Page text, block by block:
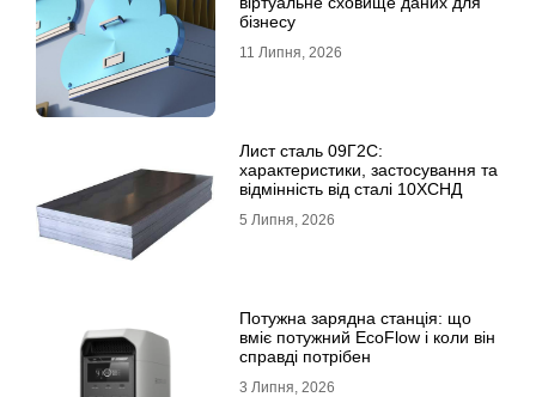
бізнесу
11 Липня, 2026
Лист сталь 09Г2С:
характеристики, застосування та
відмінність від сталі 10ХСНД
5 Липня, 2026
Потужна зарядна станція: що
вміє потужний EcoFlow і коли він
справді потрібен
3 Липня, 2026